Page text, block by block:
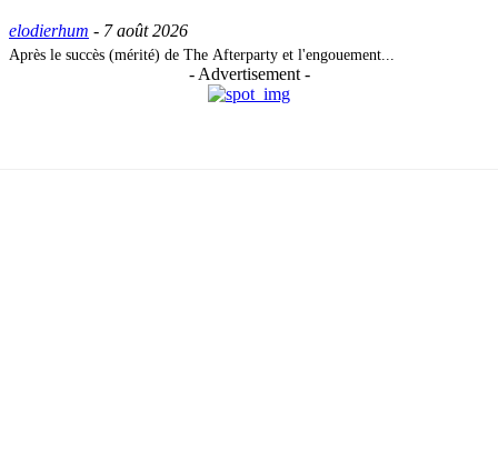
elodierhum - 7 août 2026
Après le succès (mérité) de The Afterparty et l'engouement...
- Advertisement -